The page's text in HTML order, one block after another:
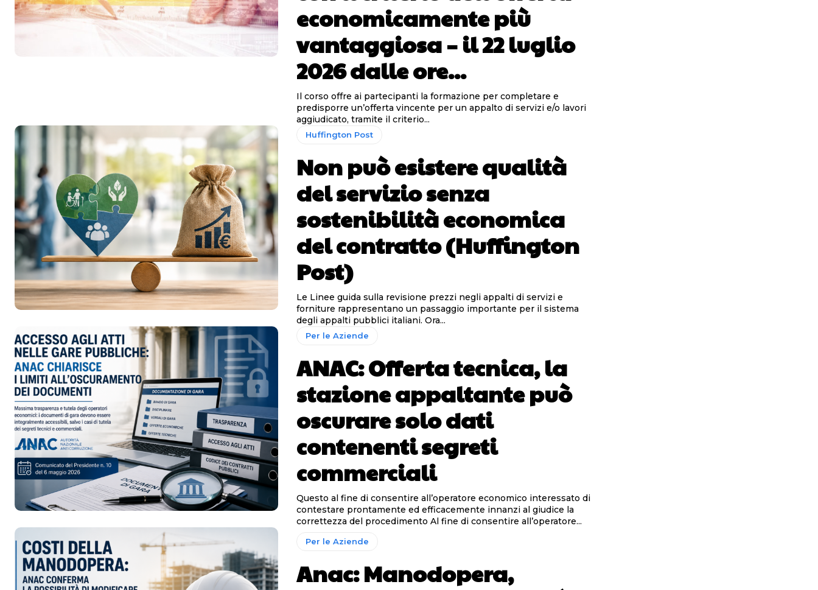
economicamente più
vantaggiosa – il 22 luglio
2026 dalle ore...
Il corso offre ai partecipanti la formazione per completare e
predisporre un’offerta vincente per un appalto di servizi e/o lavori
aggiudicato, tramite il criterio...
Huffington Post
Non può esistere qualità
del servizio senza
sostenibilità economica
del contratto (Huffington
Post)
Le Linee guida sulla revisione prezzi negli appalti di servizi e
forniture rappresentano un passaggio importante per il sistema
degli appalti pubblici italiani. Ora...
Per le Aziende
ANAC: Offerta tecnica, la
stazione appaltante può
oscurare solo dati
contenenti segreti
commerciali
Questo al fine di consentire all’operatore economico interessato di
contestare prontamente ed efficacemente innanzi al giudice la
correttezza del procedimento Al fine di consentire all’operatore...
Per le Aziende
Anac: Manodopera,